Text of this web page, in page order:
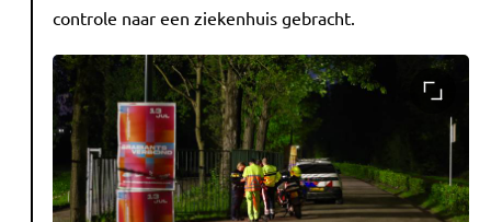
controle naar een ziekenhuis gebracht.